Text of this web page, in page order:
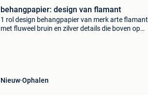
behangpapier: design van flamant
1 rol design behangpapier van merk arte flamant
met fluweel bruin en zilver details die boven op
Nieuw Ophalen